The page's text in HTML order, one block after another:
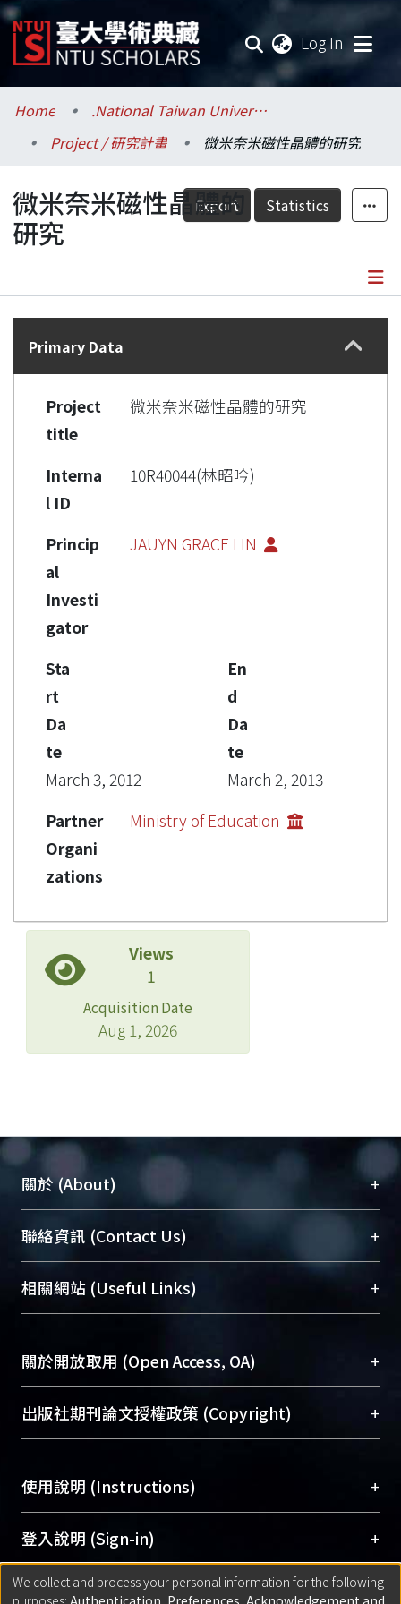
Log In
Communities & Collections
Research Outputs
Fundings & Projects
Researchers
Statistics
Home
.National Taiwan University / 國立臺灣大學
Project / 研究計畫
微米奈米磁性晶體的研究
Export Statistics
微米奈米磁性晶體的
研究
Details
Primary Data
Project
title
微米奈米磁性晶體的研究
Interna
l ID
10R40044(林昭吟)
Princip
al
Investi
gator
JAUYN GRACE LIN
Sta
rt
Da
te
March 3, 2012
En
d
Da
te
March 2, 2013
Partner
Organi
zations
Ministry of Education
Views
1
Acquisition Date
Aug 1, 2026
關於 (About) +
臺大位居世界頂尖大學之列，為永久珍藏及向國際
展現本校豐碩的研究成果及學術能量，圖書館整合
機構典藏（NTUR）與學術庫（AH）不同功能平
台，成為臺大學術典藏NTU scholars。期能整合研
成果。
To permanently archive and promote researcher
profiles and scholarly works, Library integrates the
services of “NTU Repository” with “Academic
聯絡資訊 (Contact Us) +
總館學科館員(Main Library)
醫學圖書館學科館員(Medical Library)
Sciences Library)
相關網站 (Useful Links) +
關於開放取用 (Open Access, OA) +
開放取用是從使用者角度提升資訊取用性的社會運
動，應用在學術研究上是透過將研究著作公開供使
用逐年攀升。同時可加速研究發展、提升研究影響
Archive）平台。 （點選深入了解OA）
出版社期刊論文授權政策 (Copyright) +
含部分內容的版權非匯入者所有，或由第三方贊
助與合作完成，請確認該版權所有者及第三方同
意提供此授權。
Please represent that the submission is your
original work, and that you have the right to
使用說明 (Instructions) +
網站簡介(Quickstart Guide)
使用手冊(Instruction Manual)
線上預約服務(Booking Service)
登入說明 (Sign-in) +
方案一：臺灣大學計算機中心帳號登入
匯入著作 (Submission) +
We collect and process your personal information for the following
purposes: Authentication, Preferences, Acknowledgement and